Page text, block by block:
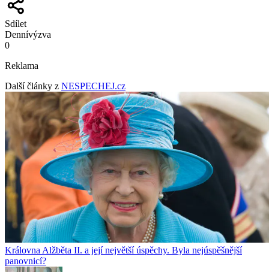
Sdílet
Dennívýzva
0
Reklama
Další články z NESPECHEJ.cz
Královna Alžběta II. a její největší úspěchy. Byla nejúspěšnější
panovnicí?